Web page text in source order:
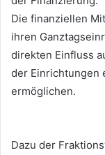
Die finanziellen
ihren
direkten Einfluss
der Einrichtungen
ermöglichen.
Dazu der